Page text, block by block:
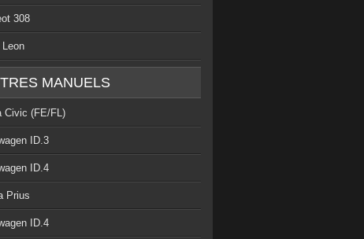
308
MANUELS
Civic (FE/FL)
ID.3
ID.4
Prius
ID.4